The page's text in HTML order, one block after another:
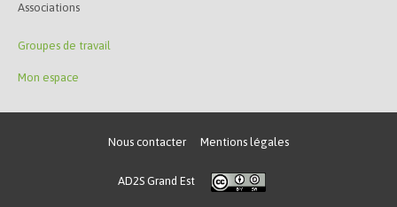
Associations
Groupes de travail
Mon espace
Nous contacter Mentions légales
AD2S Grand Est